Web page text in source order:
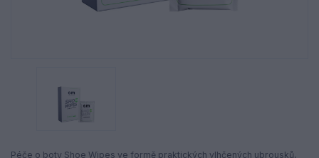
Péče o boty Shoe Wipes ve formě praktických vlhčených ubrousků,